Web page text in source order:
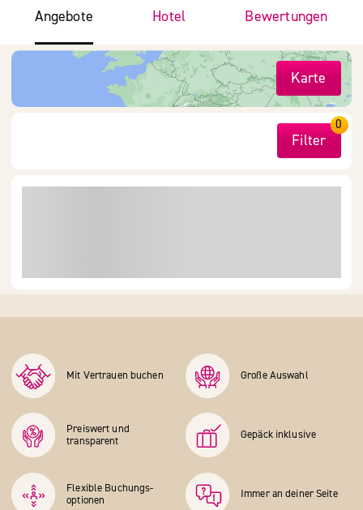
Angebote Hotel Bewertungen
Karte
Filter
0
Mit Vertrauen buchen Große Auswahl
Preiswert und
transparent
Gepäck inklusive
Flexible Buchungs­
optionen
Immer an deiner Seite